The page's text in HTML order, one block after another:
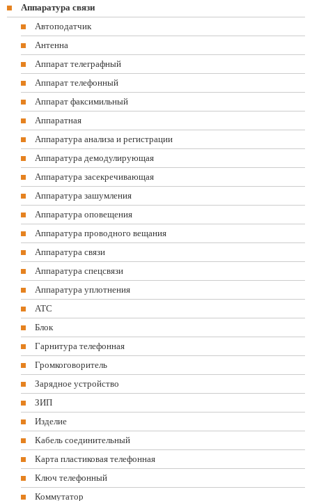
Аппаратура связи
Автоподатчик
Антенна
Аппарат телеграфный
Аппарат телефонный
Аппарат факсимильный
Аппаратная
Аппаратура анализа и регистрации
Аппаратура демодулирующая
Аппаратура засекречивающая
Аппаратура зашумления
Аппаратура оповещения
Аппаратура проводного вещания
Аппаратура связи
Аппаратура спецсвязи
Аппаратура уплотнения
АТС
Блок
Гарнитура телефонная
Громкоговоритель
Зарядное устройство
ЗИП
Изделие
Кабель соединительный
Карта пластиковая телефонная
Ключ телефонный
Коммутатор